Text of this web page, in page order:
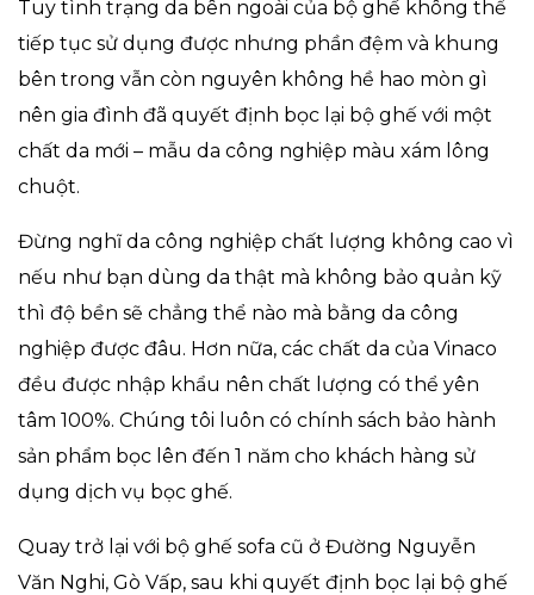
Tuy tình trạng da bên ngoài của bộ ghế không thể
tiếp tục sử dụng được nhưng phần đệm và khung
bên trong vẫn còn nguyên không hề hao mòn gì
nên gia đình đã quyết định bọc lại bộ ghế với một
chất da mới – mẫu da công nghiệp màu xám lông
chuột.
Đừng nghĩ da công nghiệp chất lượng không cao vì
nếu như bạn dùng da thật mà không bảo quản kỹ
thì độ bền sẽ chẳng thể nào mà bằng da công
nghiệp được đâu. Hơn nữa, các chất da của Vinaco
đều được nhập khẩu nên chất lượng có thể yên
tâm 100%. Chúng tôi luôn có chính sách bảo hành
sản phẩm bọc lên đến 1 năm cho khách hàng sử
dụng dịch vụ bọc ghế.
Quay trở lại với bộ ghế sofa cũ ở Đường Nguyễn
Văn Nghi, Gò Vấp, sau khi quyết định bọc lại bộ ghế